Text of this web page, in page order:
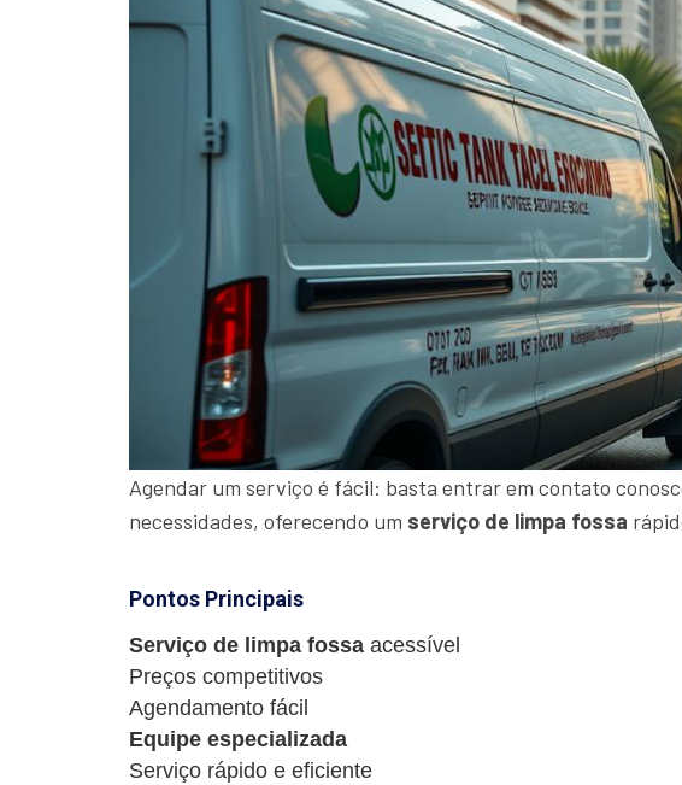
Agendar um serviço é fácil: basta entrar em contato
necessidades, oferecendo um serviço de limpa fossa
Pontos Principais
Serviço de limpa fossa acessível
Preços competitivos
Agendamento fácil
Equipe especializada
Serviço rápido e eficiente